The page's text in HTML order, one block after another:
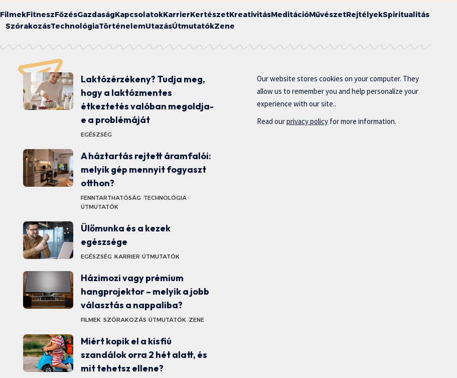
FilmekFitneszFőzésGazdaságKapcsolatokKarrierKertészetKreativitásMeditációMűvészetRejtélyekSpiritualitás
SzórakozásTechnológiaTörténelemUtazásÚtmutatókZene
Laktózérzékeny? Tudja meg,
hogy a laktózmentes
étkeztetés valóban megoldja-
e a problémáját
EGÉSZSÉG
A háztartás rejtett áramfalói:
melyik gép mennyit fogyaszt
otthon?
FENNTARTHATÓSÁG TECHNOLÓGIA
ÚTMUTATÓK
Ülőmunka és a kezek
egészsége
EGÉSZSÉG KARRIER ÚTMUTATÓK
Házimozi vagy prémium
hangprojektor – melyik a jobb
választás a nappaliba?
FILMEK SZÓRAKOZÁS ÚTMUTATÓK ZENE
Miért kopik el a kisfiú
szandálok orra 2 hét alatt, és
mit tehetsz ellene?
Our website stores cookies on your computer. They
allow us to remember you and help personalize your
experience with our site..
Read ourprivacy policy for more information.